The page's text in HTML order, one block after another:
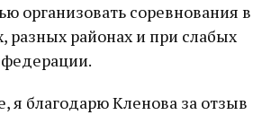
организовать соревнования в
разных районах и при слабых
я благодарю Кленова за отзыв